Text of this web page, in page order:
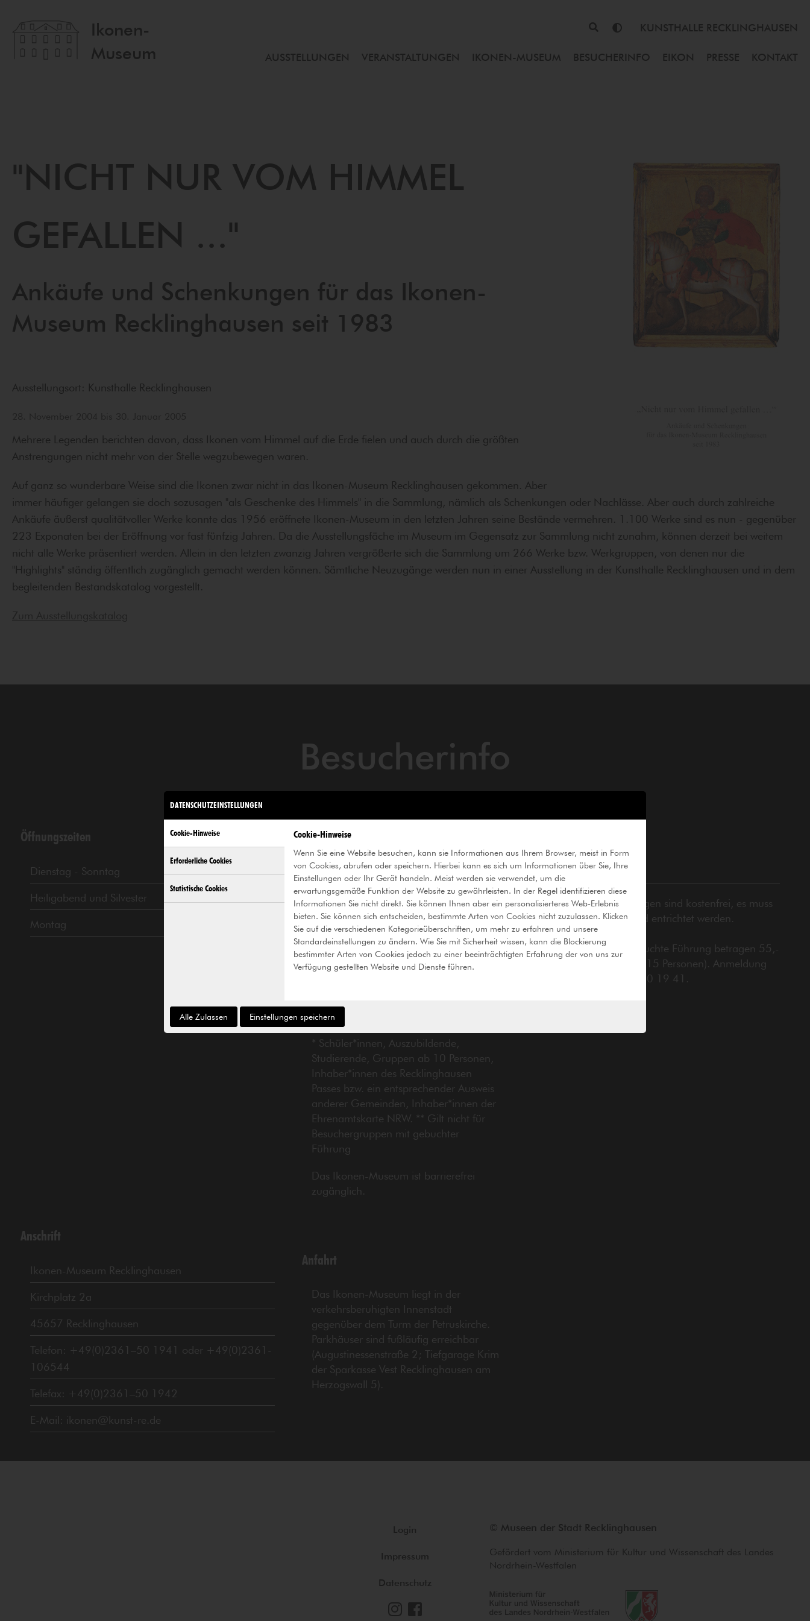
Ikonen-
Museum
KUNSTHALLE RECKLINGHAUSEN
AUSSTELLUNGEN VERANSTALTUNGEN IKONEN-MUSEUM BESUCHERINFO EIKON PRESSE KONTAKT
"NICHT NUR VOM HIMMEL
GEFALLEN ..."
Ankäufe und Schenkungen für das Ikonen-
Museum Recklinghausen seit 1983
Ausstellungsort: Kunsthalle Recklinghausen
Mehrere Legenden berichten davon, dass Ikonen vom Himmel auf die Erde fielen und auch durch die größten
Anstrengungen nicht mehr von der Stelle wegzubewegen waren.
Auf ganz so wunderbare Weise sind die Ikonen zwar nicht in das Ikonen-Museum Recklinghausen gekommen. Aber
immer häufiger gelangen sie doch sozusagen "als Geschenke des Himmels" in die Sammlung, nämlich als Schenkungen oder Nachlässe. Aber auch durch zahlreiche
Ankäufe äußerst qualitätvoller Werke konnte das 1956 eröffnete Ikonen-Museum in den letzten Jahren seine Bestände vermehren. 1.100 Werke sind es nun - gegenüber
223 Exponaten bei der Eröffnung vor fast fünfzig Jahren. Da die Ausstellungsfäche im Museum im Gegensatz zur Sammlung nicht zunahm, können derzeit bei weitem
nicht alle Werke präsentiert werden. Allein in den letzten zwanzig Jahren vergrößerte sich die Sammlung um 266 Werke bzw. Werkgruppen, von denen nur die
"Highlights" ständig öffentlich zugänglich gemacht werden können. Sämtliche Neuzugänge werden nun in einer Ausstellung in der Kunsthalle Recklinghausen und in dem
begleitenden Bestandskatalog vorgestellt.
Besucherinfo
Öffnungszeiten
Dienstag - Sonntag
Heiligabend und Silvester
Montag
Preise
Normal 6€
Ermäßigt* 3€
Kinder unter 14 Jahren frei
Mittwochs
Pay-what-you-
want**
NL RU GR)
* Schüler*innen, Auszubildende,
Studierende, Gruppen ab 10 Personen,
Inhaber*innen des Recklinghausen
Passes bzw. ein entsprechender Ausweis
anderer Gemeinden, Inhaber*innen der
Ehrenamtskarte NRW. ** Gilt nicht für
Besuchergruppen mit gebuchter
Führung
Das Ikonen-Museum ist barrierefrei
zugänglich.
Führungen auf Anfrage
Die öffentlichen Führungen sind kostenfrei, es muss
lediglich das Eintrittsgeld entrichtet werden.
Die Kosten für eine gebuchte Führung betragen 55,-
Euro pro Gruppe (max. 15 Personen). Anmeldung
unter Telefon (02361) 50 19 41.
Anschrift
Ikonen-Museum Recklinghausen
Kirchplatz 2a
45657 Recklinghausen
Telefon: +49(0)2361–50 1941 oder +49(0)2361-
106544
Telefax: +49(0)2361–50 1942
E-Mail: ikonen@kunst-re.de
Anfahrt
Das Ikonen-Museum liegt in der
verkehrsberuhigten Innenstadt
gegenüber dem Turm der Petruskirche.
Parkhäuser sind fußläufig erreichbar
(Augustinessenstraße 2; Tiefgarage Krim
der Sparkasse Vest Recklinghausen am
Herzogswall 5).
Login
Impressum
Datenschutz
© Museen der Stadt Recklinghausen
Gefördert vom Ministerium für Kultur und Wissenschaft des Landes
Nordrhein-Westfalen
DATENSCHUTZEINSTELLUNGEN
Cookie-Hinweise
Erforderliche Cookies
Statistische Cookies
Cookie-Hinweise
Wenn Sie eine Website besuchen, kann sie Informationen aus Ihrem Browser, meist in Form
von Cookies, abrufen oder speichern. Hierbei kann es sich um Informationen über Sie, Ihre
Einstellungen oder Ihr Gerät handeln. Meist werden sie verwendet, um die
erwartungsgemäße Funktion der Website zu gewährleisten. In der Regel identifizieren diese
Informationen Sie nicht direkt. Sie können Ihnen aber ein personalisierteres Web-Erlebnis
bieten. Sie können sich entscheiden, bestimmte Arten von Cookies nicht zuzulassen. Klicken
Sie auf die verschiedenen Kategorieüberschriften, um mehr zu erfahren und unsere
Standardeinstellungen zu ändern. Wie Sie mit Sicherheit wissen, kann die Blockierung
bestimmter Arten von Cookies jedoch zu einer beeinträchtigten Erfahrung der von uns zur
Verfügung gestellten Website und Dienste führen.
Alle Zulassen Einstellungen speichern